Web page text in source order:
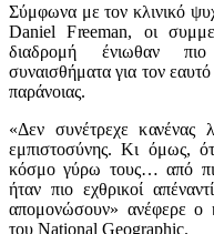
Σύμφωνα με τον κλινικό
Daniel Freeman, οι
διαδρομή ένιωθαν
συναισθήματα για τον
παράνοιας.
«Δεν συνέτρεχε κανένας
εμπιστοσύνης. Κι όμως,
κόσμο γύρω τους… από
ήταν πιο εχθρικοί
απομονώσουν» ανέφερε ο
του National Geographic.